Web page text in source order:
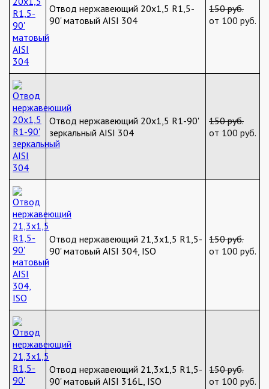
Отвод нержавеющий 20х1,5 R1,5-
90' матовый AISI 304
150 руб.
от 100 руб.
Отвод нержавеющий 20х1,5 R1-90'
зеркальный AISI 304
150 руб.
от 100 руб.
Отвод нержавеющий 21,3х1,5 R1,5-
90' матовый AISI 304, ISO
150 руб.
от 100 руб.
Отвод нержавеющий 21,3х1,5 R1,5-
90' матовый AISI 316L, ISO
150 руб.
от 100 руб.